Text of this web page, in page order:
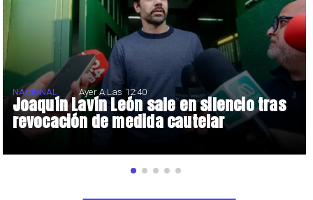
Joaquín Lavín León sale en silencio tras
revocación de medida cautelar
NACIONAL Ayer A Las 12:40